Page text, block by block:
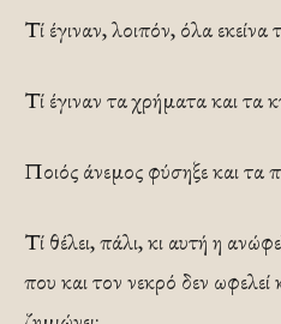
Τί έγιναν, λοιπόν, όλα εκείνα
Τί έγιναν τα χρήματα και τα
Ποιός άνεμος φύσηξε και τα
Τί θέλει, πάλι, κι αυτή η
που και τον νεκρό δεν ωφελεί